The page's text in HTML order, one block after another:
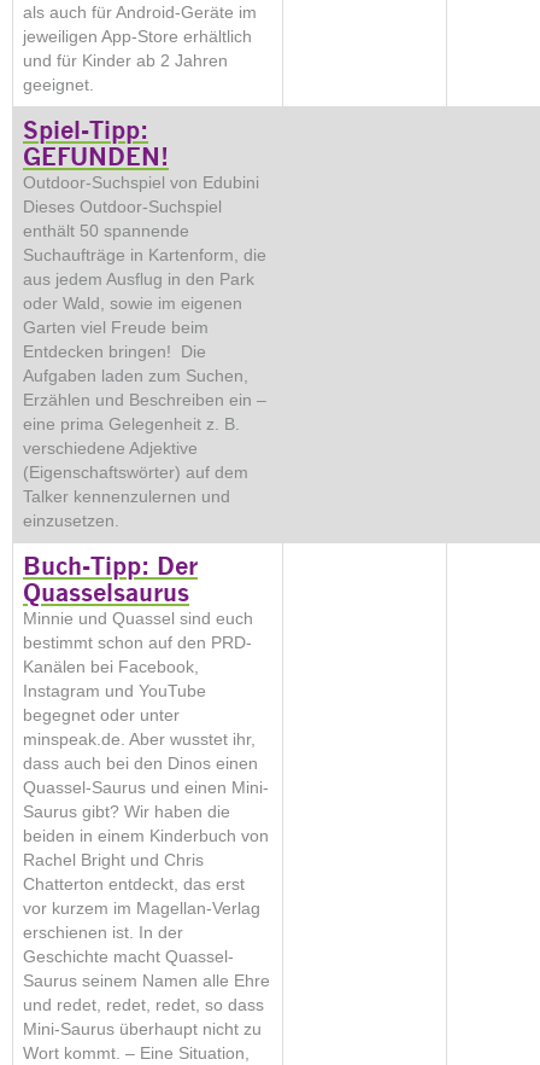
als auch für Android-Geräte im
jeweiligen App-Store erhältlich
und für Kinder ab 2 Jahren
geeignet.
Spiel-Tipp:
GEFUNDEN!
Outdoor-Suchspiel von Edubini
Dieses Outdoor-Suchspiel
enthält 50 spannende
Suchaufträge in Kartenform, die
aus jedem Ausflug in den Park
oder Wald, sowie im eigenen
Garten viel Freude beim
Entdecken bringen! Die
Aufgaben laden zum Suchen,
Erzählen und Beschreiben ein –
eine prima Gelegenheit z. B.
verschiedene Adjektive
(Eigenschaftswörter) auf dem
Talker kennenzulernen und
einzusetzen.
Buch-Tipp: Der
Quasselsaurus
Minnie und Quassel sind euch
bestimmt schon auf den PRD-
Kanälen bei Facebook,
Instagram und YouTube
begegnet oder unter
minspeak.de. Aber wusstet ihr,
dass auch bei den Dinos einen
Quassel-Saurus und einen Mini-
Saurus gibt? Wir haben die
beiden in einem Kinderbuch von
Rachel Bright und Chris
Chatterton entdeckt, das erst
vor kurzem im Magellan-Verlag
erschienen ist. In der
Geschichte macht Quassel-
Saurus seinem Namen alle Ehre
und redet, redet, redet, so dass
Mini-Saurus überhaupt nicht zu
Wort kommt. – Eine Situation,